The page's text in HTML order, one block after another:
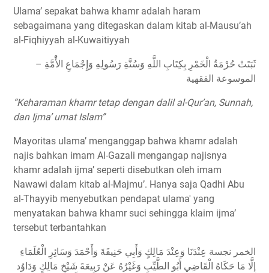
Ulama’ sepakat bahwa khamr adalah haram
sebagaimana yang ditegaskan dalam kitab al-Mausu’ah
al-Fiqhiyyah al-Kuwaitiyyah
ثَبَتَتْ حُرْمَةُ الْخَمْرِ بِكِتَابِ اللَّهِ وَسُنَّةِ رَسُولِهِ وَإِجْمَاعِ الأُْمَّةِ –
الموسوعة الفقهية
“Keharaman khamr tetap dengan dalil al-Qur’an, Sunnah,
dan Ijma’ umat Islam”
Mayoritas ulama’ menganggap bahwa khamr adalah
najis bahkan imam Al-Gazali mengangap najisnya
khamr adalah ijma’ seperti disebutkan oleh imam
Nawawi dalam kitab al-Majmu’. Hanya saja Qadhi Abu
al-Thayyib menyebutkan pendapat ulama' yang
menyatakan bahwa khamr suci sehingga klaim ijma’
tersebut terbantahkan
الخمر نجسة عِنْدَنَا وَعِنْدَ مَالِكٍ وَأَبِي حَنِيفَةَ وَأَحْمَدَ وَسَائِرِ الْعُلَمَاءِ
إلَّا مَا حَكَاهُ الْقَاضِي أَبُو الطَّيِّبِ وَغَيْرُهُ عَنْ رَبِيعَةَ شَيْخِ مَالِكٍ وَدَاوُد